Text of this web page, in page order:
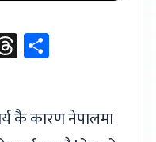
Threads
कै कारण नेपालमा